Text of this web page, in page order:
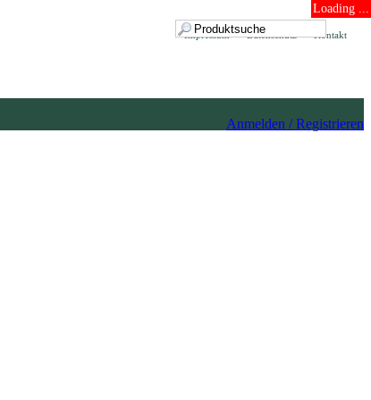
Loading ...
Kontakt
Datenschutz
Impressum
Anmelden / Registrieren